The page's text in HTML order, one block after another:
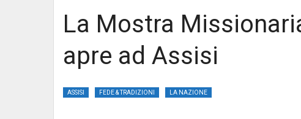
La Mostra
apre ad Assisi
ASSISI FEDE & TRADIZIONI LA NAZIONE